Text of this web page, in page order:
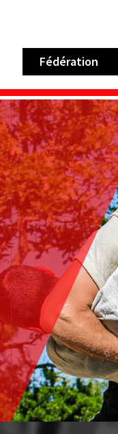
Fédération